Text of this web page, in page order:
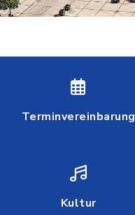
Terminvereinbarung
Kultur